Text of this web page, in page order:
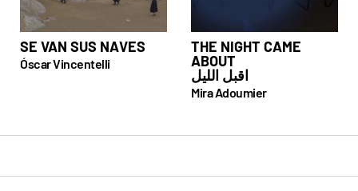
SE VAN SUS NAVES
Óscar Vincentelli
THE NIGHT CAME
ABOUT
اقبل الليل
Mira Adoumier